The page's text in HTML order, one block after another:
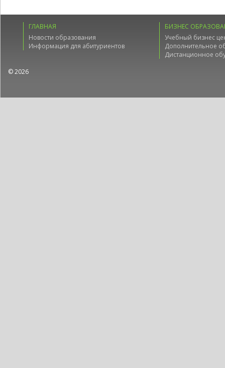
ГЛАВНАЯ
Новости образования
Информация для абитуриентов
БИЗНЕС
Учебный бизнес
Дополнительное
Дистанционное
© 2026